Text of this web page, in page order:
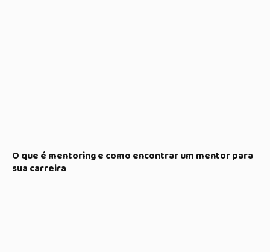
O que é mentoring e como encontrar um mentor para
sua carreira